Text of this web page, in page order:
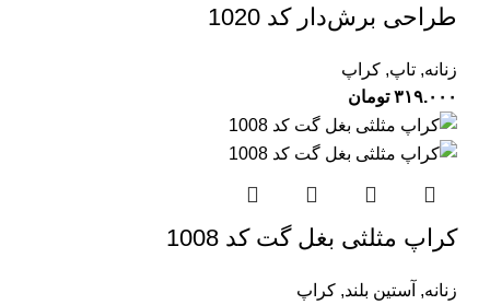
طراحی برش‌دار کد 1020
زنانه, تاپ, کراپ
۳۱۹.۰۰۰ تومان
کراپ مثلثی بغل گت کد 1008
زنانه, آستین بلند, کراپ